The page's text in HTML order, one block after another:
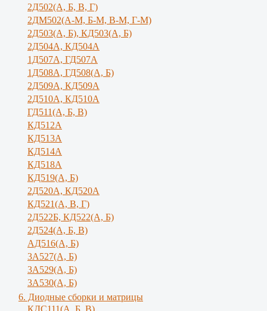
2Д502(А, Б, В, Г)
2ДМ502(А-М, Б-М, В-М, Г-М)
2Д503(А, Б), КД503(А, Б)
2Д504А, КД504А
1Д507А, ГД507А
1Д508А, ГД508(А, Б)
2Д509А, КД509А
2Д510А, КД510А
ГД511(А, Б, В)
КД512А
КД513А
КД514А
КД518А
КД519(А, Б)
2Д520А, КД520А
КД521(А, В, Г)
2Д522Б, КД522(А, Б)
2Д524(А, Б, В)
АД516(А, Б)
3А527(А, Б)
3А529(А, Б)
3A530(A, Б)
6. Диодные сборки и матрицы